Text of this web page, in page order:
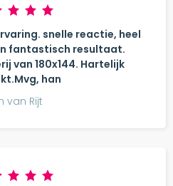
snelle reactie, heel
fantastisch resultaat.
van 180x144. Hartelijk
han
van Rijt